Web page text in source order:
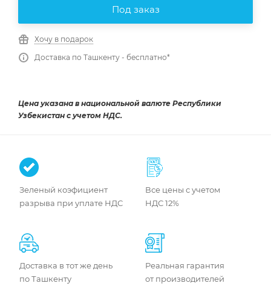
Под заказ
Хочу в подарок
Доставка по Ташкенту - бесплатно*
Цена указана в национальной валюте Республики
Узбекистан с учетом НДС.
Зеленый коэфициент
разрыва при уплате НДС
Все цены с учетом
НДС 12%
Доставка в тот же день
по Ташкенту
Реальная гарантия
от производителей